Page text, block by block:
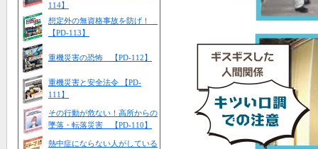
114】
想定外の無資格事故を防げ！
【PD-113】
重機災害の恐怖 【PD-112】
重機災害と安全法令 【PD-
111】
その行動が危ない！高所からの
墜落・転落災害 【PD-110】
熱中症にならない人がしている